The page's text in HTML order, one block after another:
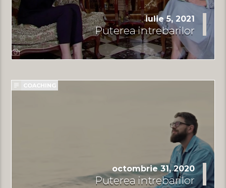
iulie 5, 2021
Puterea intrebarilor
COACHING
octombrie 31, 2020
Puterea intrebarilor